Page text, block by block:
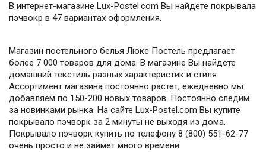
В интернет-магазине Lux-Postel.com Вы найдете покрывала
пэчвокр в 47 вариантах оформления.
Магазин постельного белья Люкс Постель предлагает
более 7 000 товаров для дома. В магазине Вы найдете
домашний текстиль разных характеристик и стиля.
Ассортимент магазина постоянно растет, ежедневно мы
добавляем по 150-200 новых товаров. Постоянно следим
за новинками рынка. На сайте Lux-Postel.com Вы купите
покрывало пэчворк за 2 минуты не выходя из дома.
Покрывало пэчворк купить по телефону 8 (800) 551-62-77
очень просто и не займет много времени.